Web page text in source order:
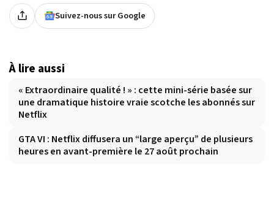
Suivez-nous sur Google
À lire aussi
« Extraordinaire qualité ! » : cette mini-série basée sur
une dramatique histoire vraie scotche les abonnés sur
Netflix
GTA VI : Netflix diffusera un “large aperçu” de plusieurs
heures en avant-première le 27 août prochain